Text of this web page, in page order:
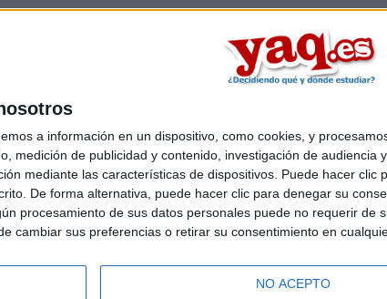
a información en un dispositivo, como cookies, y
medición de publicidad y contenido, investigación de audiencia
mediante las características de dispositivos. Puede hacer
De forma alternativa, puede hacer clic para denegar su
procesamiento de sus datos personales puede no requerir
cambiar sus preferencias o retirar su consentimiento en
NO ACEPTO
y colegios mayores en Huelva
Quiénes somos|Contactar|
Aviso legal|Politica de privacidad|Condiciones
2026Compás Mediterráneo S.L.- Diego de León 47 - 28006